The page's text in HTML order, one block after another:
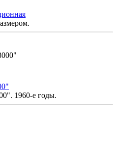
1960-е годы.